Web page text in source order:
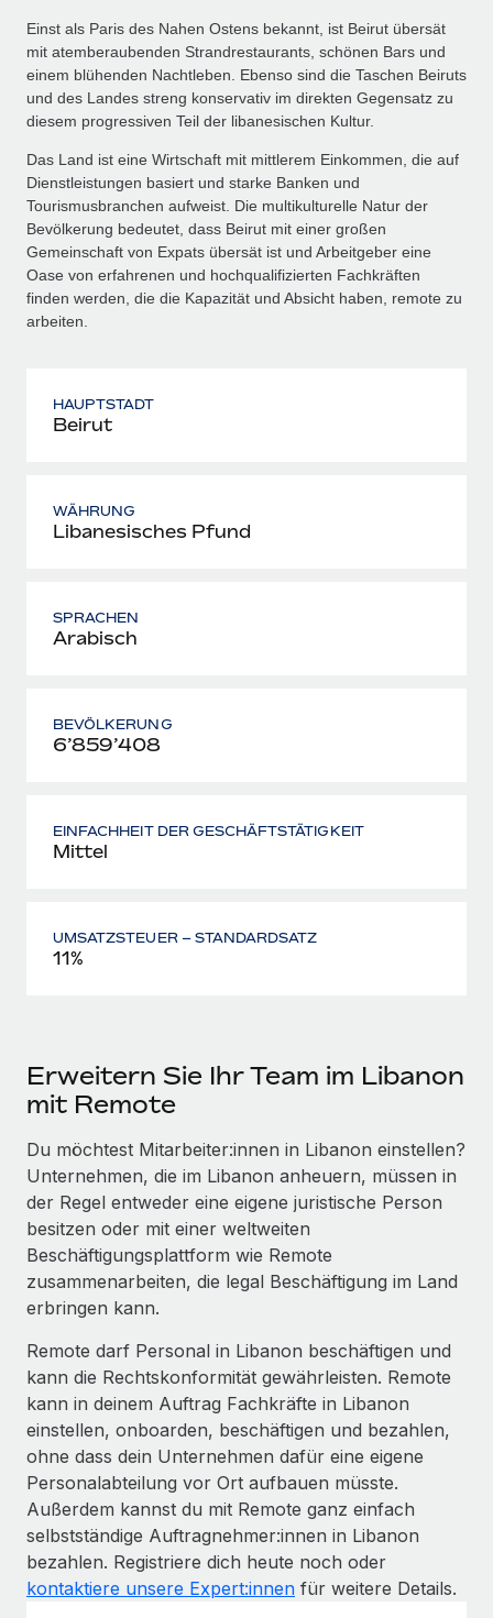
Einst als Paris des Nahen Ostens bekannt, ist Beirut übersät
mit atemberaubenden Strandrestaurants, schönen Bars und
einem blühenden Nachtleben. Ebenso sind die Taschen Beiruts
und des Landes streng konservativ im direkten Gegensatz zu
diesem progressiven Teil der libanesischen Kultur.
Das Land ist eine Wirtschaft mit mittlerem Einkommen, die auf
Dienstleistungen basiert und starke Banken und
Tourismusbranchen aufweist. Die multikulturelle Natur der
Bevölkerung bedeutet, dass Beirut mit einer großen
Gemeinschaft von Expats übersät ist und Arbeitgeber eine
Oase von erfahrenen und hochqualifizierten Fachkräften
finden werden, die die Kapazität und Absicht haben, remote zu
arbeiten.
HAUPTSTADT
Beirut
WÄHRUNG
Libanesisches Pfund
SPRACHEN
Arabisch
BEVÖLKERUNG
6’859’408
EINFACHHEIT DER GESCHÄFTSTÄTIGKEIT
Mittel
UMSATZSTEUER – STANDARDSATZ
11%
Erweitern Sie Ihr Team im Libanon
mit Remote
Du möchtest Mitarbeiter:innen in Libanon einstellen?
Unternehmen, die im Libanon anheuern, müssen in
der Regel entweder eine eigene juristische Person
besitzen oder mit einer weltweiten
Beschäftigungsplattform wie Remote
zusammenarbeiten, die legal Beschäftigung im Land
erbringen kann.
Remote darf Personal in Libanon beschäftigen und
kann die Rechtskonformität gewährleisten. Remote
kann in deinem Auftrag Fachkräfte in Libanon
einstellen, onboarden, beschäftigen und bezahlen,
ohne dass dein Unternehmen dafür eine eigene
Personalabteilung vor Ort aufbauen müsste.
Außerdem kannst du mit Remote ganz einfach
selbstständige Auftragnehmer:innen in Libanon
bezahlen. Registriere dich heute noch oder
kontaktiere unsere Expert:innen für weitere Details.